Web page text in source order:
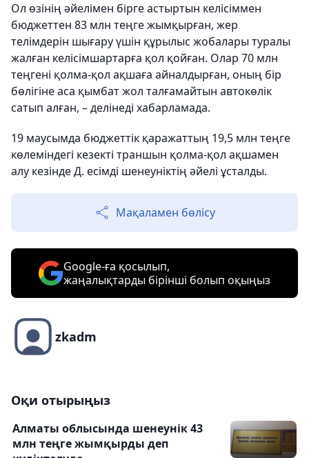
Ол өзінің әйелімен бірге астыртын келісіммен
бюджеттен 83 млн теңге жымқырған, жер
телімдерін шығару үшін құрылыс жобалары туралы
жалған келісімшартарға қол қойған. Олар 70 млн
теңгені қолма-қол ақшаға айналдырған, оның бір
бөлігіне аса қымбат жол талғамайтын автокөлік
сатып алған, – делінеді хабарламада.
19 маусымда бюджеттік қаражаттың 19,5 млн теңге
көлеміндегі кезекті траншын қолма-қол ақшамен
алу кезінде Д. есімді шенеуніктің әйелі ұсталды.
Мақаламен бөлісу
Google-ға қосылып,
жаңалықтарды бірінші болып оқыңыз
zkadm
Оқи отырыңыз
Алматы облысында шенеунік 43
млн теңге жымқырды деп